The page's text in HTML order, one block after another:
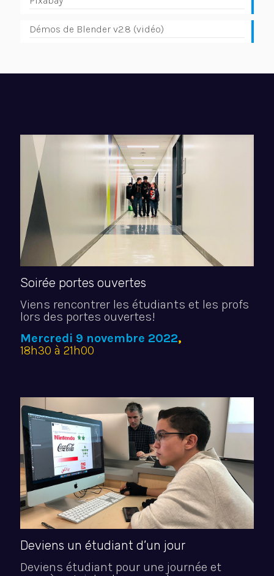
Démos de Blender v2.8 (vidéo)
Soirée portes ouvertes
Viens rencontrer les étudiants et les profs
lors des portes ouvertes!
Mercredi 9 novembre 2022,
18h30 à 21h00
Deviens un étudiant d’un jour
Deviens étudiant pour une journée et